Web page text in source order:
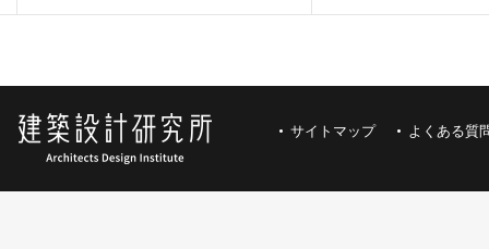
サイトマップ よくある質